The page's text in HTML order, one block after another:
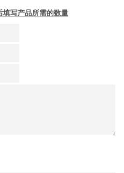
填写产品所需的数量